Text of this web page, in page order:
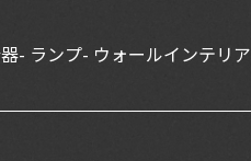
- ランプ- ウォールインテリア